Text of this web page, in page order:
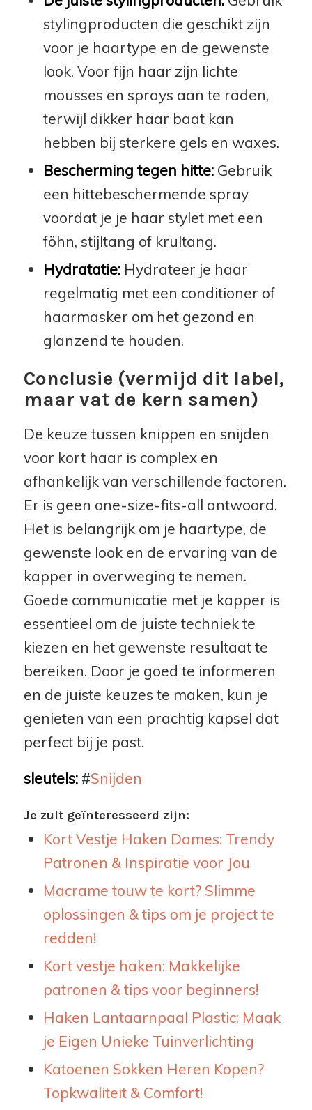
stylingproducten die geschikt zijn
voor je haartype en de gewenste
look. Voor fijn haar zijn lichte
mousses en sprays aan te raden,
terwijl dikker haar baat kan
hebben bij sterkere gels en waxes.
Bescherming tegen hitte:Gebruik
een hittebeschermende spray
voordat je je haar stylet met een
föhn, stijltang of krultang.
Hydratatie:Hydrateer je haar
regelmatig met een conditioner of
haarmasker om het gezond en
glanzend te houden.
Conclusie (vermijd dit label,
maar vat de kern samen)
De keuze tussen knippen en snijden
voor kort haar is complex en
afhankelijk van verschillende factoren.
Er is geen one-size-fits-all antwoord.
Het is belangrijk om je haartype, de
gewenste look en de ervaring van de
kapper in overweging te nemen.
Goede communicatie met je kapper is
essentieel om de juiste techniek te
kiezen en het gewenste resultaat te
bereiken. Door je goed te informeren
en de juiste keuzes te maken, kun je
genieten van een prachtig kapsel dat
perfect bij je past.
sleutels:#Snijden
Je zult geïnteresseerd zijn:
Kort Vestje Haken Dames: Trendy
Patronen & Inspiratie voor Jou
Macrame touw te kort? Slimme
oplossingen & tips om je project te
redden!
Kort vestje haken: Makkelijke
patronen & tips voor beginners!
Haken Lantaarnpaal Plastic: Maak
je Eigen Unieke Tuinverlichting
Katoenen Sokken Heren Kopen?
Topkwaliteit & Comfort!